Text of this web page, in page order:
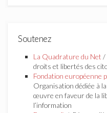
Soutenez
La Quadrature du Net /
droits et libertés des
Fondation européenne
Organisation dédiée à
œuvre en faveur de la
l’information